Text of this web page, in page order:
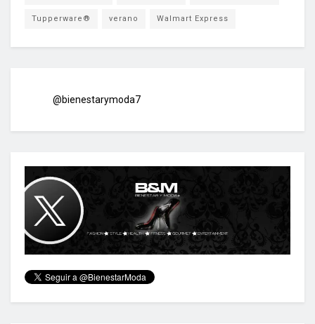
Tupperware® verano Walmart Express
@bienestarymoda7